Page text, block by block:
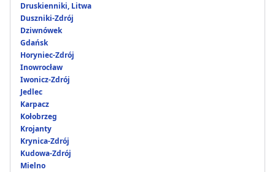
Druskienniki, Litwa
Duszniki-Zdrój
Dziwnówek
Gdańsk
Horyniec-Zdrój
Inowrocław
Iwonicz-Zdrój
Jedlec
Karpacz
Kołobrzeg
Krojanty
Krynica-Zdrój
Kudowa-Zdrój
Mielno